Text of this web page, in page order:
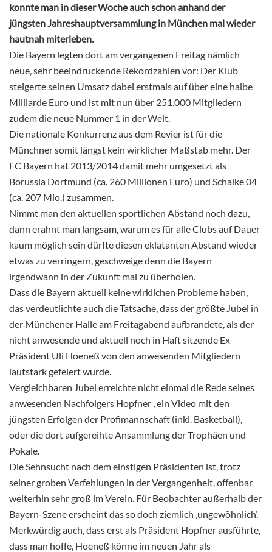
konnte man in dieser Woche auch schon anhand der
jüngsten Jahreshauptversammlung in München mal wieder
hautnah miterleben.
Die Bayern legten dort am vergangenen Freitag nämlich
neue, sehr beeindruckende Rekordzahlen vor: Der Klub
steigerte seinen Umsatz dabei erstmals auf über eine halbe
Milliarde Euro und ist mit nun über 251.000 Mitgliedern
zudem die neue Nummer 1 in der Welt.
Die nationale Konkurrenz aus dem Revier ist für die
Münchner somit längst kein wirklicher Maßstab mehr. Der
FC Bayern hat 2013/2014 damit mehr umgesetzt als
Borussia Dortmund (ca. 260 Millionen Euro) und Schalke 04
(ca. 207 Mio.) zusammen.
Nimmt man den aktuellen sportlichen Abstand noch dazu,
dann erahnt man langsam, warum es für alle Clubs auf Dauer
kaum möglich sein dürfte diesen eklatanten Abstand wieder
etwas zu verringern, geschweige denn die Bayern
irgendwann in der Zukunft mal zu überholen.
Dass die Bayern aktuell keine wirklichen Probleme haben,
das verdeutlichte auch die Tatsache, dass der größte Jubel in
der Münchener Halle am Freitagabend aufbrandete, als der
nicht anwesende und aktuell noch in Haft sitzende Ex-
Präsident Uli Hoeneß von den anwesenden Mitgliedern
lautstark gefeiert wurde.
Vergleichbaren Jubel erreichte nicht einmal die Rede seines
anwesenden Nachfolgers Hopfner , ein Video mit den
jüngsten Erfolgen der Profimannschaft (inkl. Basketball),
oder die dort aufgereihte Ansammlung der Trophäen und
Pokale.
Die Sehnsucht nach dem einstigen Präsidenten ist, trotz
seiner groben Verfehlungen in der Vergangenheit, offenbar
weiterhin sehr groß im Verein. Für Beobachter außerhalb der
Bayern-Szene erscheint das so doch ziemlich ‚ungewöhnlich‘.
Merkwürdig auch, dass erst als Präsident Hopfner ausführte,
dass man hoffe, Hoeneß könne im neuen Jahr als